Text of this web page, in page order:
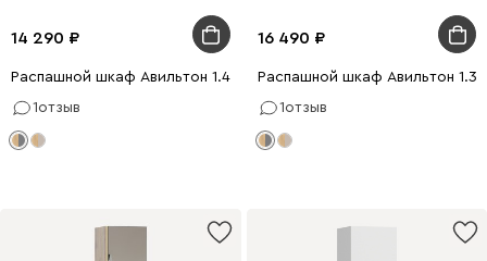
14 290
Распашной шкаф Авильтон 1.4-60x205 Графитовый
1отзыв
16 490
Распашной шкаф Авильтон
1отзыв